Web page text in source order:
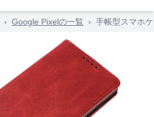
› Google Pixelの一覧 › 手帳型スマホ